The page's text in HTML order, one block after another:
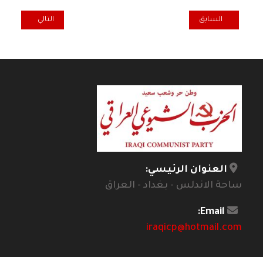
المقال السابق: تهنئة منظمة الحزب في السويد بمناسبة حلول عيد رأس
السابق المقال التالي:
التالي
العنوان الرئيسي:
ساحة الاندلس - بغداد - العراق
Email:
iraqicp@hotmail.com